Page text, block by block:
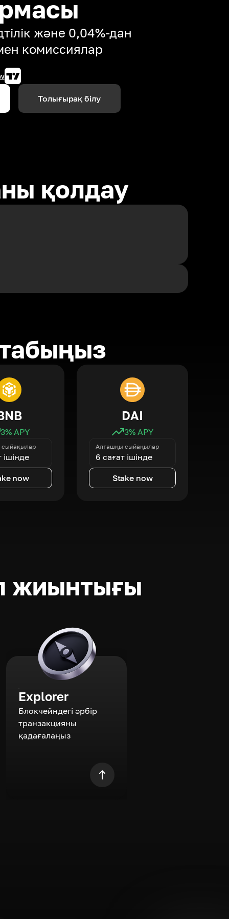
және 0,04%-дан
комиссиялар
Толығырақ білу
қолдау
3% APY
ішінде
now
DAI
3% APY
Алғашқы сыйақылар
6 сағат ішінде
Stake now
жиынтығы
Explorer
Блокчейндегі әрбір
транзакцияны
қадағалаңыз